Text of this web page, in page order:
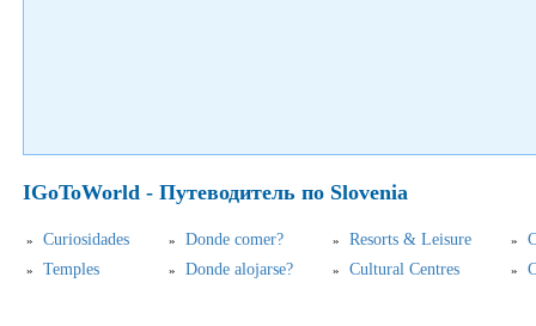
IGoToWorld - Путеводитель по Slovenia
Curiosidades Donde comer? Resorts & Leisure
Temples
Donde alojarse? Cultural Centres